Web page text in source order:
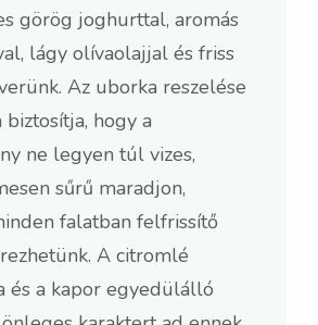
görög joghurttal, aromás
lágy olívaolajjal és friss
Az uborka reszelése
biztosítja, hogy a
ne legyen túl vizes,
sűrű maradjon,
falatban felfrissítő
A citromlé
és a kapor egyedülálló